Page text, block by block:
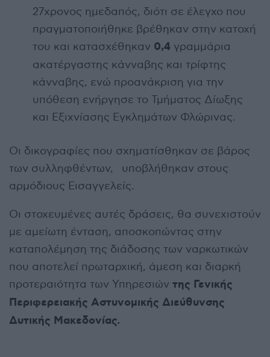
27χρονος ημεδαπός, διότι σε έλεγχο που
πραγματοποιήθηκε βρέθηκαν στην κατοχή
του και κατασχέθηκαν 0,4 γραμμάρια
ακατέργαστης κάνναβης και τρίφτης
κάνναβης, ενώ προανάκριση για την
υπόθεση ενήργησε το Τμήματος Δίωξης
και Εξιχνίασης Εγκλημάτων Φλώρινας.
Οι δικογραφίες που σχηματίσθηκαν σε βάρος
των συλληφθέντων, υποβλήθηκαν στους
αρμόδιους Εισαγγελείς.
Οι στοχευμένες αυτές δράσεις, θα συνεχιστούν
με αμείωτη ένταση, αποσκοπώντας στην
καταπολέμηση της διάδοσης των ναρκωτικών
που αποτελεί πρωταρχική, άμεση και διαρκή
προτεραιότητα των Υπηρεσιών της Γενικής
Περιφερειακής Αστυνομικής Διεύθυνσης
Δυτικής Μακεδονίας.